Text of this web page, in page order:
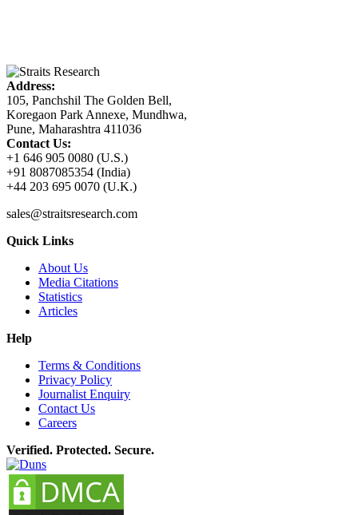
Address:
105, Panchshil The Golden Bell,
Koregaon Park Annexe, Mundhwa,
Pune, Maharashtra 411036
Contact Us:
+1 646 905 0080 (U.S.)
+91 8087085354 (India)
+44 203 695 0070 (U.K.)
sales@straitsresearch.com
Quick Links
About Us
Media Citations
Statistics
Articles
Help
Terms & Conditions
Privacy Policy
Journalist Enquiry
Contact Us
Careers
Verified. Protected. Secure.